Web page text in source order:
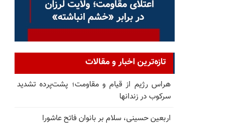
تازه‌ترین اخبار و مقالات
هراس رژیم از قیام و مقاومت؛ پشت‌پرده تشدید
سرکوب در زندانها
اربعین حسینی، سلام بر بانوان فاتح عاشورا